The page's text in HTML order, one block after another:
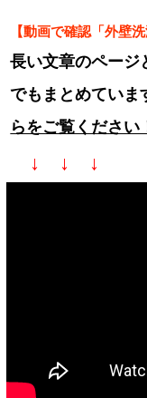
【動画で確認「外壁
長い文章のページ
でもまとめていま
らをご覧ください
↓ ↓ ↓